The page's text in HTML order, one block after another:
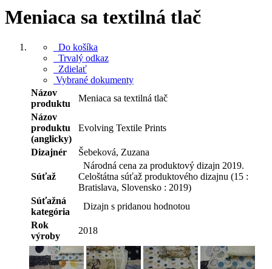
Meniaca sa textilná tlač
Do košíka
Trvalý odkaz
Zdielať
Vybrané dokumenty
Názov
produktu
Meniaca sa textilná tlač
Názov
produktu
(anglicky)
Evolving Textile Prints
Dizajnér Šebeková, Zuzana
Súťaž
Národná cena za produktový dizajn 2019.
Celoštátna súťaž produktového dizajnu (15 :
Bratislava, Slovensko : 2019)
Súťažná
kategória
Dizajn s pridanou hodnotou
Rok
výroby
2018